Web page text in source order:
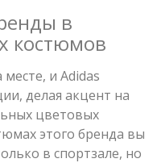
в
костюмов
и Adidas
делая акцент на
цветовых
этого бренда вы
в спортзале, но